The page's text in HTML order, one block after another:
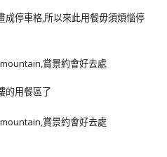
成停車格,所以來此用餐毋須煩惱停
的用餐區了